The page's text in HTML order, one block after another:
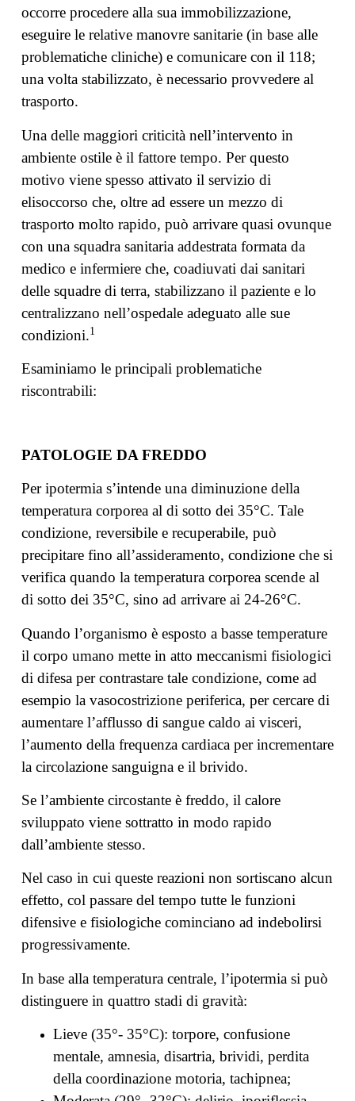
occorre procedere alla sua immobilizzazione,
eseguire le relative manovre sanitarie (in base alle
problematiche cliniche) e comunicare con il 118;
una volta stabilizzato, è necessario provvedere al
trasporto.
Una delle maggiori criticità nell’intervento in
ambiente ostile è il fattore tempo. Per questo
motivo viene spesso attivato il servizio di
elisoccorso che, oltre ad essere un mezzo di
trasporto molto rapido, può arrivare quasi ovunque
con una squadra sanitaria addestrata formata da
medico e infermiere che, coadiuvati dai sanitari
delle squadre di terra, stabilizzano il paziente e lo
centralizzano nell’ospedale adeguato alle sue
condizioni.1
Esaminiamo le principali problematiche
riscontrabili:
PATOLOGIE DA FREDDO
Per ipotermia s’intende una diminuzione della
temperatura corporea al di sotto dei 35°C. Tale
condizione, reversibile e recuperabile, può
precipitare fino all’assideramento, condizione che si
verifica quando la temperatura corporea scende al
di sotto dei 35°C, sino ad arrivare ai 24-26°C.
Quando l’organismo è esposto a basse temperature
il corpo umano mette in atto meccanismi fisiologici
di difesa per contrastare tale condizione, come ad
esempio la vasocostrizione periferica, per cercare di
aumentare l’afflusso di sangue caldo ai visceri,
l’aumento della frequenza cardiaca per incrementare
la circolazione sanguigna e il brivido.
Se l’ambiente circostante è freddo, il calore
sviluppato viene sottratto in modo rapido
dall’ambiente stesso.
Nel caso in cui queste reazioni non sortiscano alcun
effetto, col passare del tempo tutte le funzioni
difensive e fisiologiche cominciano ad indebolirsi
progressivamente.
In base alla temperatura centrale, l’ipotermia si può
distinguere in quattro stadi di gravità:
Lieve (35°- 35°C): torpore, confusione
mentale, amnesia, disartria, brividi, perdita
della coordinazione motoria, tachipnea;